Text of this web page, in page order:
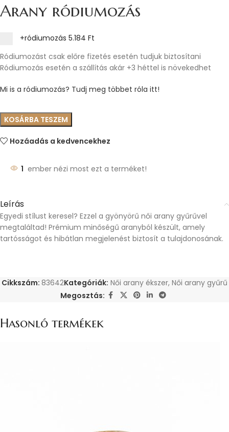
Arany ródiumozás
+ródiumozás 5.184 Ft
Ródiumozást csak előre fizetés esetén tudjuk biztosítani
Ródiumozás esetén a szállítás akár +3 héttel is növekedhet
Mi is a ródiumozás? Tudj meg többet róla itt!
KOSÁRBA TESZEM
Hozáadás a kedvencekhez
1 ember nézi most ezt a terméket!
Leírás
Egyedi stílust keresel? Ezzel a gyönyörű női arany gyűrűvel
megtaláltad! Prémium minőségű aranyból készült, amely
tartósságot és hibátlan megjelenést biztosít a tulajdonosának.
Cikkszám: 83642Kategóriák: Női arany ékszer, Női arany gyűrű
Megosztás:
Hasonló termékek